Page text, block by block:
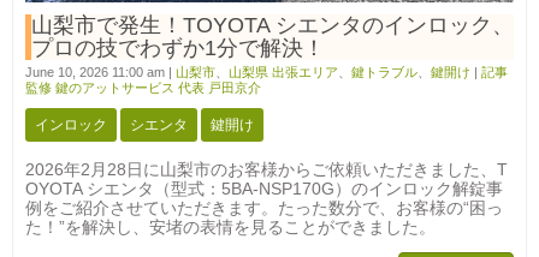
山梨市で発生！TOYOTA シエンタのインロック、
プロの技でわずか1分で解決！
June 10, 2026 11:00 am | 山梨市 山梨県 出張エリア 鍵トラブル 鍵開け | 記事
監修 鍵のアットサービス 代表 戸田京介
インロック シエンタ 鍵開け
2026年2月28日に山梨市のお客様からご依頼いただきました、T
OYOTA シエンタ（型式：5BA-NSP170G）のインロック解錠事
例をご紹介させていただきます。たった数分で、お客様の“困っ
た！”を解決し、安堵の表情を見ることができました。